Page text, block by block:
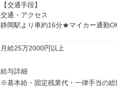
【交通手段】
交通・アクセス
静岡駅より車約16分★マイカー通勤
月給25万2000円以上
給与詳細
※基本給・固定残業代・一律手当の総